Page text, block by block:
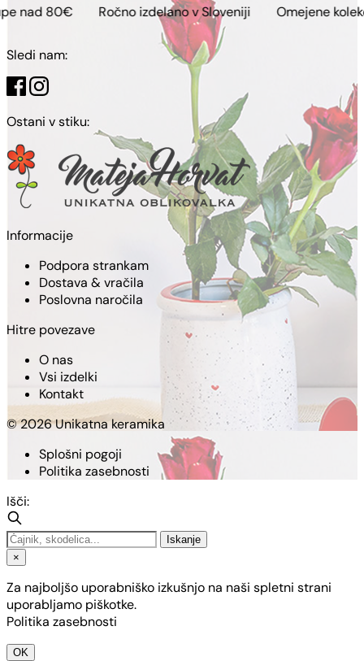
Ročno izdelano v Sloveniji Omejene kolekcije
Sledi nam:
Ostani v stiku:
Informacije
Podpora strankam
Dostava & vračila
Poslovna naročila
Hitre povezave
O nas
Vsi izdelki
Kontakt
© 2026 Unikatna keramika
Splošni pogoji
Politika zasebnosti
Išči:
Iskanje
×
Za najboljšo uporabniško izkušnjo na naši spletni strani
uporabljamo piškotke.
Politika zasebnosti
OK